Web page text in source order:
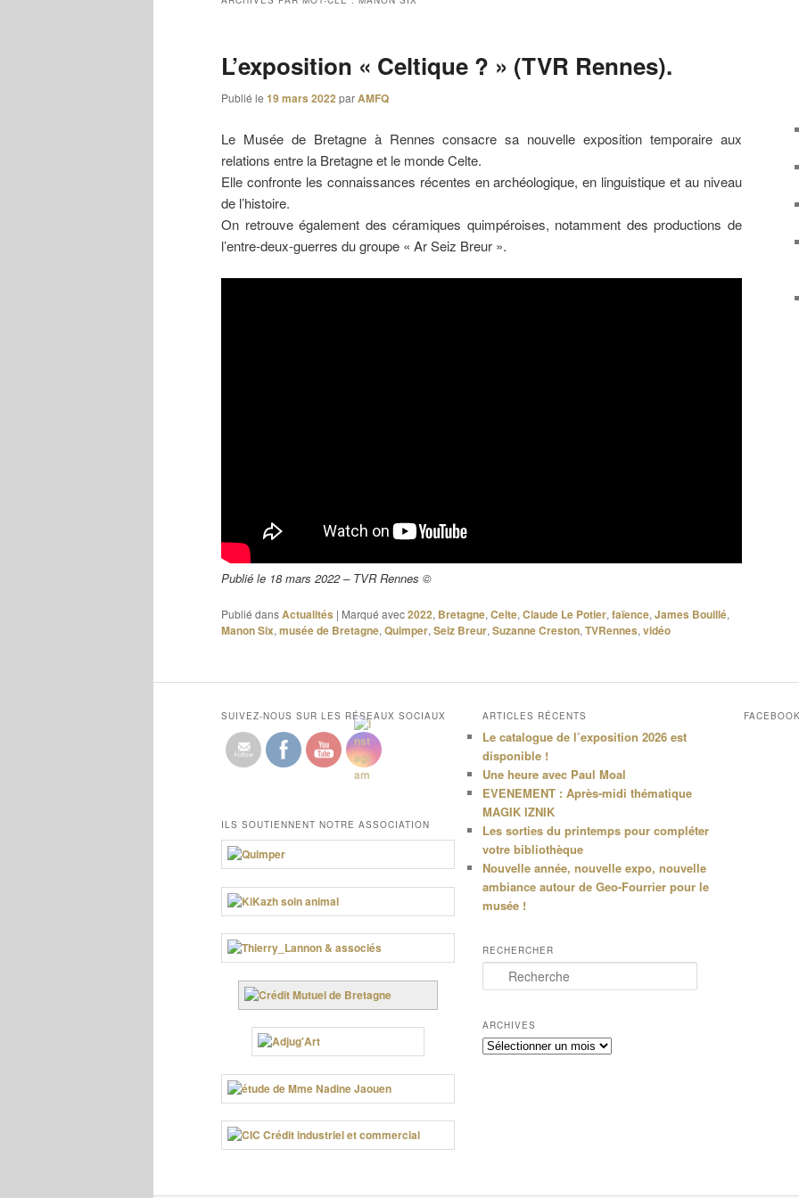
L’exposition « Celtique ? » (TVR Rennes).
Publié le 19 mars 2022 parAMFQ
Le Musée de Bretagne à Rennes consacre sa nouvelle exposition temporaire aux
relations entre la Bretagne et le monde Celte.
Elle confronte les connaissances récentes en archéologique, en linguistique et au niveau
de l’histoire.
On retrouve également des céramiques quimpéroises, notamment des productions de
l’entre-deux-guerres du groupe « Ar Seiz Breur ».
Publié le 18 mars 2022 – TVR Rennes ©
Publié dansActualités | Marqué avec2022, Bretagne, Celte, Claude Le Potier, faïence, James Bouillé,
Manon Six, musée de Bretagne, Quimper, Seiz Breur, Suzanne Creston, TVRennes, vidéo
SUIVEZ-NOUS SUR LES RÉSEAUX SOCIAUX
ILS SOUTIENNENT NOTRE ASSOCIATION
ARTICLES RÉCENTS
Le catalogue de l’exposition 2026 est
disponible !
Une heure avec Paul Moal
EVENEMENT : Après-midi thématique
MAGIK IZNIK
Les sorties du printemps pour compléter
votre bibliothèque
Nouvelle année, nouvelle expo, nouvelle
ambiance autour de Geo-Fourrier pour le
musée !
RECHERCHER
e
h
e
r
ARCHIVES
Archives